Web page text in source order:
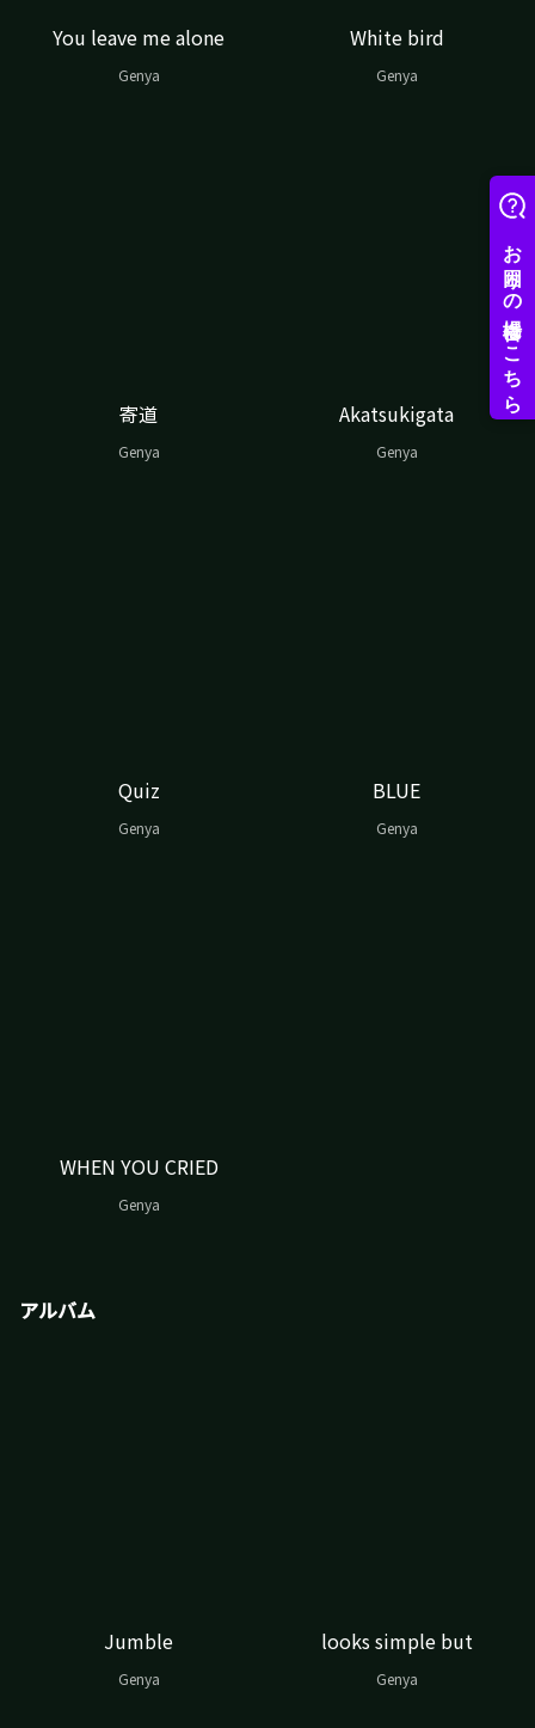
You leave me alone
Genya
White bird
Genya
寄道
Genya
Akatsukigata
Genya
Quiz
Genya
BLUE
Genya
WHEN YOU CRIED
Genya
アルバム
Jumble
Genya
looks simple but
Genya